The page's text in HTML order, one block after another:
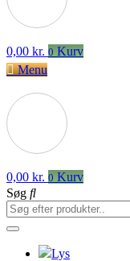
0,00 kr. 0 Kurv
Menu
0,00 kr. 0 Kurv
Søg
Lys